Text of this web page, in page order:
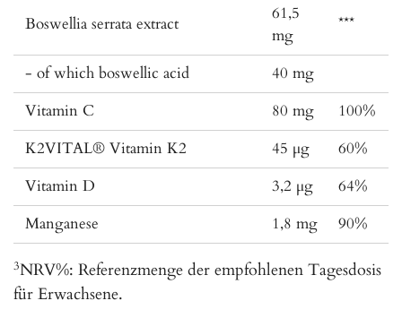
Boswellia serrata extract
61,5
mg
***
- of which boswellic acid
40 mg
Vitamin C
80 mg
100%
K2VITAL® Vitamin K2
45 µg
60%
Vitamin D
3,2 µg
64%
Manganese
1,8 mg 90%
3NRV%: Referenzmenge der empfohlenen Tagesdosis
für Erwachsene.